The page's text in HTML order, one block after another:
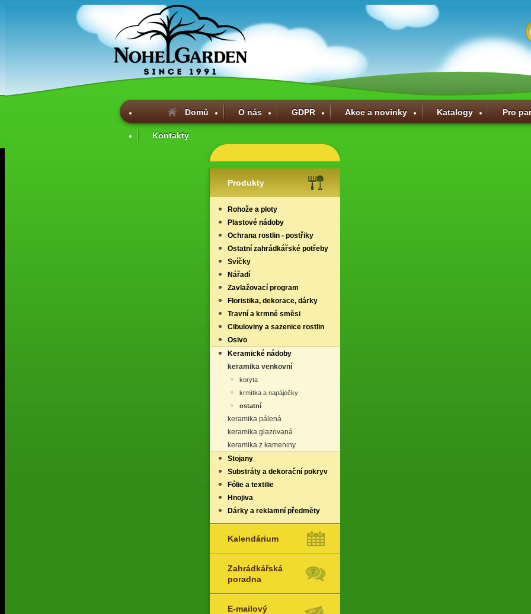
Domů O nás GDPR Akce a novinky Katalogy Pro
Kontakty
Produkty
Rohože a ploty
Plastové nádoby
Ochrana rostlin - postřiky
Ostatní zahrádkářské potřeby
Svíčky
Nářadí
Zavlažovací program
Floristika, dekorace, dárky
Travní a krmné směsi
Cibuloviny a sazenice rostlin
Osivo
Keramické nádoby
keramika venkovní
koryta
krmítka a napáječky
ostatní
keramika pálená
keramika glazovaná
keramika z kameniny
Stojany
Substráty a dekorační pokryv
Fólie a textilie
Hnojiva
Dárky a reklamní předměty
Kalendárium
Zahrádkářská
poradna
E-mailový